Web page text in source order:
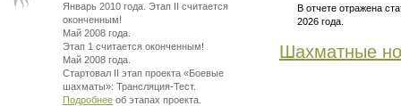
Январь 2010 года. Этап II считается
оконченным!
Май 2008 года.
Этап 1 считается оконченным!
Май 2008 года.
Стартовал II этап проекта «Боевые
шахматы»: Трансляция-Тест.
Подробнее об этапах проекта.
В отчете отражена
2026 года.
Шахматные